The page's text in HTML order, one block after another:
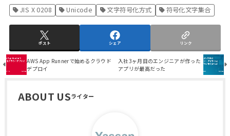
JIS X 0208 Unicode 文字符号化方式 符号化文字集合
ポスト シェア リンク
AWS App Runnerで始めるクラウド
デプロイ
入社3ヶ月目のエンジニアが作った
アプリが最高だった
ABOUT US